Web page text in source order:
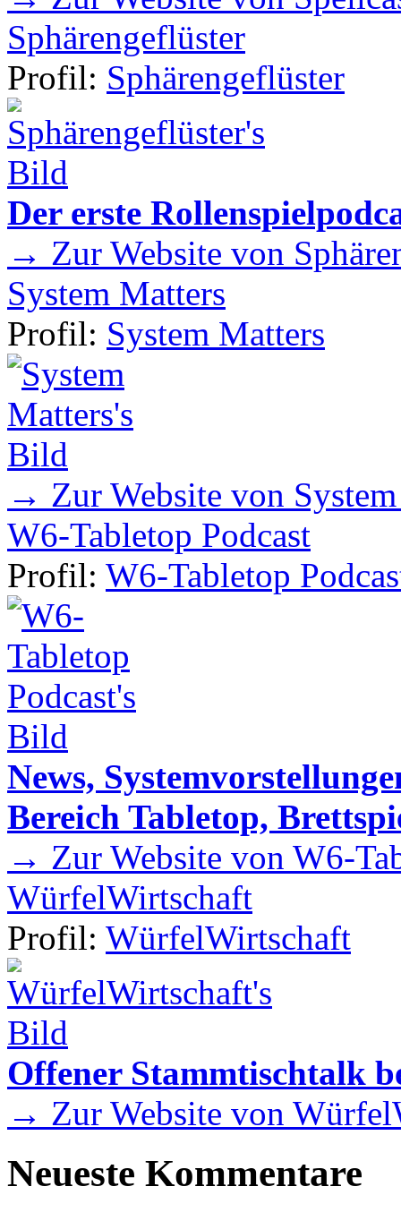
Sphärengeflüster
Profil: Sphärengeflüster
Der erste
→ Zur Website von
System Matters
Profil: System Matters
→ Zur Website von
W6-Tabletop Podcast
Profil: W6-Tabletop
News,
Bereich Tabletop,
→ Zur Website von W6-
WürfelWirtschaft
Profil: WürfelWirtschaft
Offener Stammtischtalk
→ Zur Website von
Neueste Kommentare